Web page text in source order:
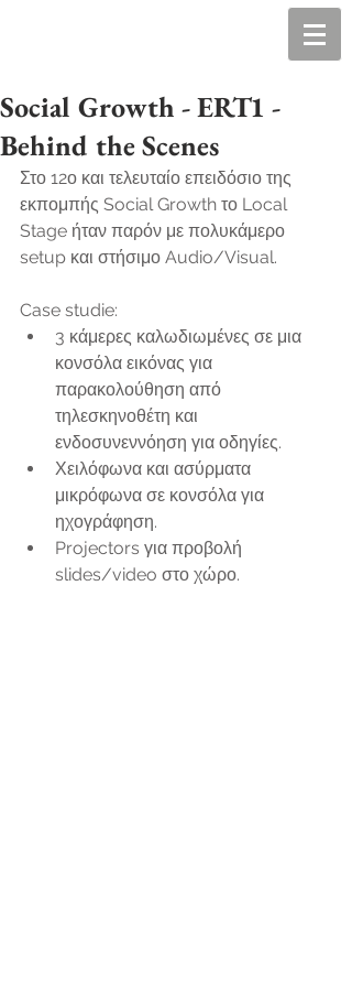
Social Growth - ERT1 -
Behind the Scenes
Στο 12ο και τελευταίο επειδόσιο της
εκπομπής Social Growth το Local
Stage ήταν παρόν με πολυκάμερο
setup και στήσιμο Audio/Visual.
Case studie:
3 κάμερες καλωδιωμένες σε μια
κονσόλα εικόνας για
παρακολούθηση από
τηλεσκηνοθέτη και
ενδοσυνεννόηση για οδηγίες.
Χειλόφωνα και ασύρματα
μικρόφωνα σε κονσόλα για
ηχογράφηση.
Projectors για προβολή
slides/video στο χώρο.